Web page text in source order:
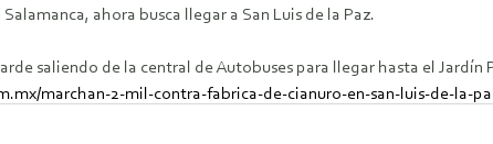
ahora busca llegar a San Luis de la Paz.
saliendo de la central de Autobuses para llegar hasta el Jardín
marchan-2-mil-contra-fabrica-de-cianuro-en-san-luis-de-la-